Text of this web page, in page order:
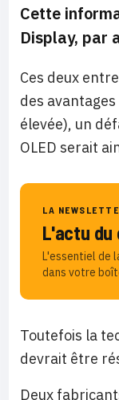
Cette
Display, par
Ces deux
des
élevée), un
OLED serait
LA
L'actu du
L'essentiel de
dans votre
Toutefois la
devrait être
Deux